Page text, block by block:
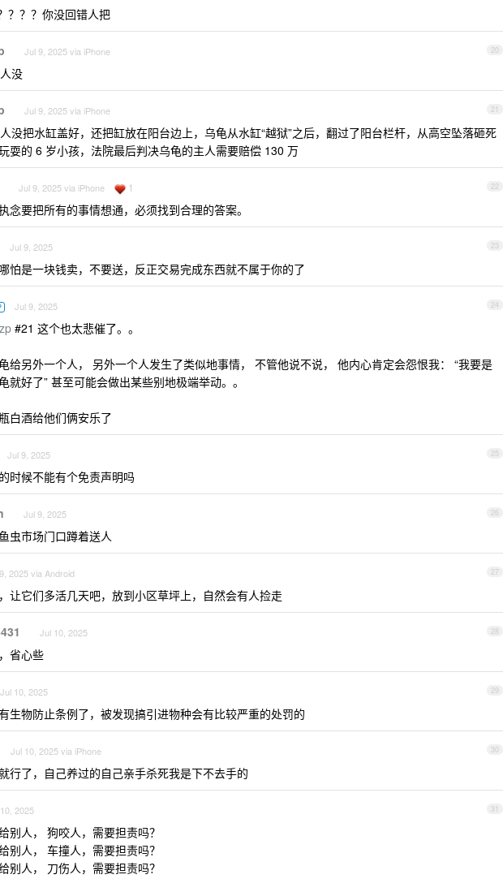
？？？你没回错人把
20
Jul 9, 2025 via iPhone
没
21
Jul 9, 2025 via iPhone
没把水缸盖好，还把缸放在阳台边上，乌龟从水缸“越狱”之后，翻过了阳台栏杆，从高空坠落砸死
耍的 6 岁小孩，法院最后判决乌龟的主人需要赔偿 130 万
22
Jul 9, 2025 via iPhone 1
念要把所有的事情想通，必须找到合理的答案。
23
Jul 9, 2025
怕是一块钱卖，不要送，反正交易完成东西就不属于你的了
24
Jul 9, 2025
#21 这个也太悲催了。。
给另外一个人， 另外一个人发生了类似地事情， 不管他说不说， 他内心肯定会怨恨我： “我要是
就好了” 甚至可能会做出某些别地极端举动。。
白酒给他们俩安乐了
25
Jul 9, 2025
时候不能有个免责声明吗
26
Jul 9, 2025
虫市场门口蹲着送人
27
2025 via Android
让它们多活几天吧，放到小区草坪上，自然会有人捡走
28
Jul 10, 2025
省心些
29
Jul 10, 2025
生物防止条例了，被发现搞引进物种会有比较严重的处罚的
30
Jul 10, 2025 via iPhone
行了，自己养过的自己亲手杀死我是下不去手的
31
2025
别人， 狗咬人，需要担责吗？
别人， 车撞人，需要担责吗？
别人， 刀伤人，需要担责吗？